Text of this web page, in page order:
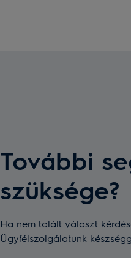
További
szüksége?
Ha nem talált választ
Ügyfélszolgálatunk